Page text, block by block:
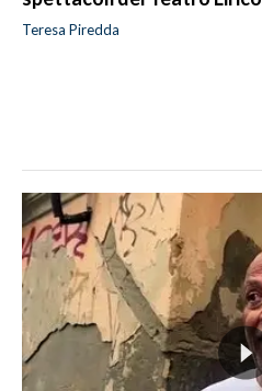
Teresa Piredda